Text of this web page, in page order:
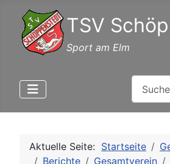
TSV
Sport am Elm
Aktuelle Seite: Startseite
Berichte
Gesamtverein